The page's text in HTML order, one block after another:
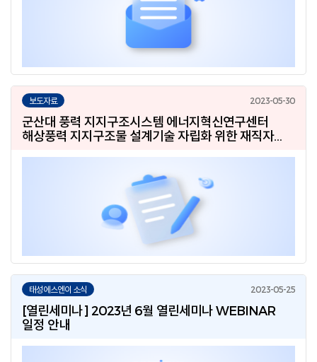
보도자료
군산대 풍력 지지구조시스템 에너지혁신연구센터
해상풍력 지지구조물 설계기술 자립화 위한 재직자
태성에스엔이 소식
[열린세미나] 2023년 6월 열린세미나 WEBINAR
일정 안내